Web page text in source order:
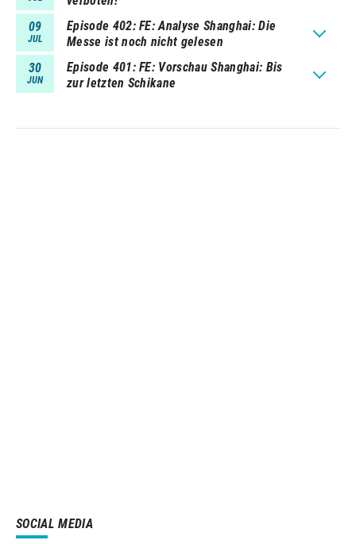
09
JUL
Episode 402 FE: Analyse Shanghai: Die
Messe ist noch nicht gelesen
30
JUN
Episode 401 FE: Vorschau Shanghai: Bis
zur letzten Schikane
SOCIAL MEDIA